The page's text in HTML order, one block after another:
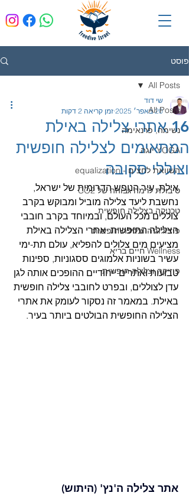
פוסט
All Posts
נשימה, פרנאימה
YOGA יוגה
השוואת לחצים - equalization
סיבולת לרמה גבוהה של CO2
טכניקה בצלילה חופשית
פיזיולוגיה וצלילה חופשית
Wellness חיים בריא
פיזיקה וצלילה חופשית
All Posts
16 אתרי צלילה באילת
המתאימים לצלילה חופשית
וצוללי סקובה
שי דוד
20 באפר׳ 2025
זמן קריאה 2 דקות
אילת, עיר הנופש הדרומית של ישראל,
נחשבת ליעד צלילה מוביל ומבוקש בקרב
צוללים מכל העולם, ובמיוחד בקרב חובבי
הצלילה החופשית. אתרי הצלילה באילת
מציעים מים צלולים להפליא, עולם תת-ימי
עשיר בשוניות אלמוגים ססגוניות, ספינות
טבועות ואתרים ייחודיים ההופכים אותה לגן
עדן לצוללים, ובפרט לחובבי צלילה חופשית
באילת. במאמר זה נסקור לעומק את אתרי
הצלילה החופשית הבולטים ביותר בעיר.
אתר צלילה ה'נץ' (היתוש)